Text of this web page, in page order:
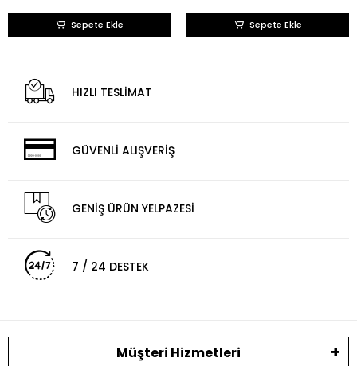
Sepete Ekle Sepete Ekle
HIZLI TESLİMAT
GÜVENLİ ALIŞVERİŞ
GENİŞ ÜRÜN YELPAZESİ
7 / 24 DESTEK
Müşteri Hizmetleri